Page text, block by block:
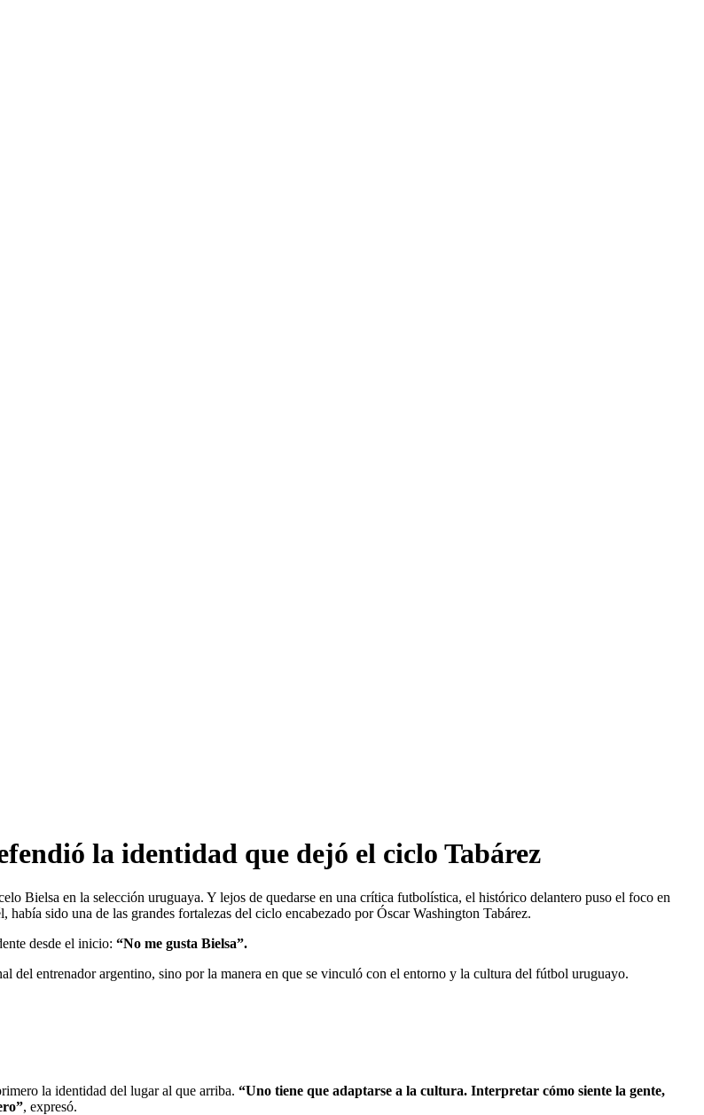
la identidad que dejó el ciclo Tabárez
Bielsa en la selección uruguaya. Y lejos de quedarse en una crítica futbolística, el histórico delantero puso el foco en
sido una de las grandes fortalezas del ciclo encabezado por Óscar Washington Tabárez.
desde el inicio: “No me gusta Bielsa”.
del entrenador argentino, sino por la manera en que se vinculó con el entorno y la cultura del fútbol uruguayo.
la identidad del lugar al que arriba. “Uno tiene que adaptarse a la cultura. Interpretar cómo siente la gente,
, expresó.